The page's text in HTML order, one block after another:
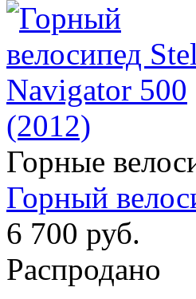
Горные
Горный
6 700 руб.
Распродано